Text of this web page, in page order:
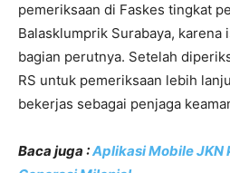
pemeriksaan di Faskes tingkat
Balasklumprik Surabaya, karena
bagian perutnya. Setelah
RS untuk pemeriksaan lebih
bekerjas sebagai penjaga
Baca juga :Aplikasi Mobile JKN